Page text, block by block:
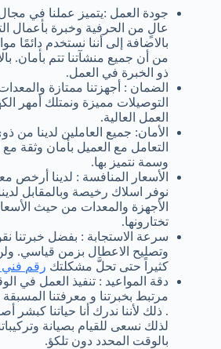
جودة العمل :يتميز عملنا في
عالٍ من الحرفية وخبرة بأعمال
بالاضافة إلى أننا نستخدم دائمًا
من أن جميع منشآتنا تتم بأمان.
ذو الخبرة في العمل.
الضمان : أجهزتنا ممتازة
التوصيلات مميزة ونمتلك أمهر
العمل العالية.
الأمان: جميع العاملين لدينا من
التعامل مع العميل بأمان وثقة
وسمة نتميز بها.
الأسعار المنافسة : لدينا أرخص
نوفر اسلاك رخيصة وبالمقابل
الأجهزة والمعدات من حيث
تختارونها.
سرعة الاستجابة : بفضل خبرتنا
وتصليح الاعطال بزمن قياسي.
كثيراً حتى تحلَّ مشكلتك رقم فني
دقة المواعيد : تنفيذ العمل في
مرتبط بخبرتنا و معرفتنا
. ذلك لأننا ندرك أنا حياتنا
لذلك نسعى للقيام بصيانة
بالوقت المحدد دون تلكؤ.